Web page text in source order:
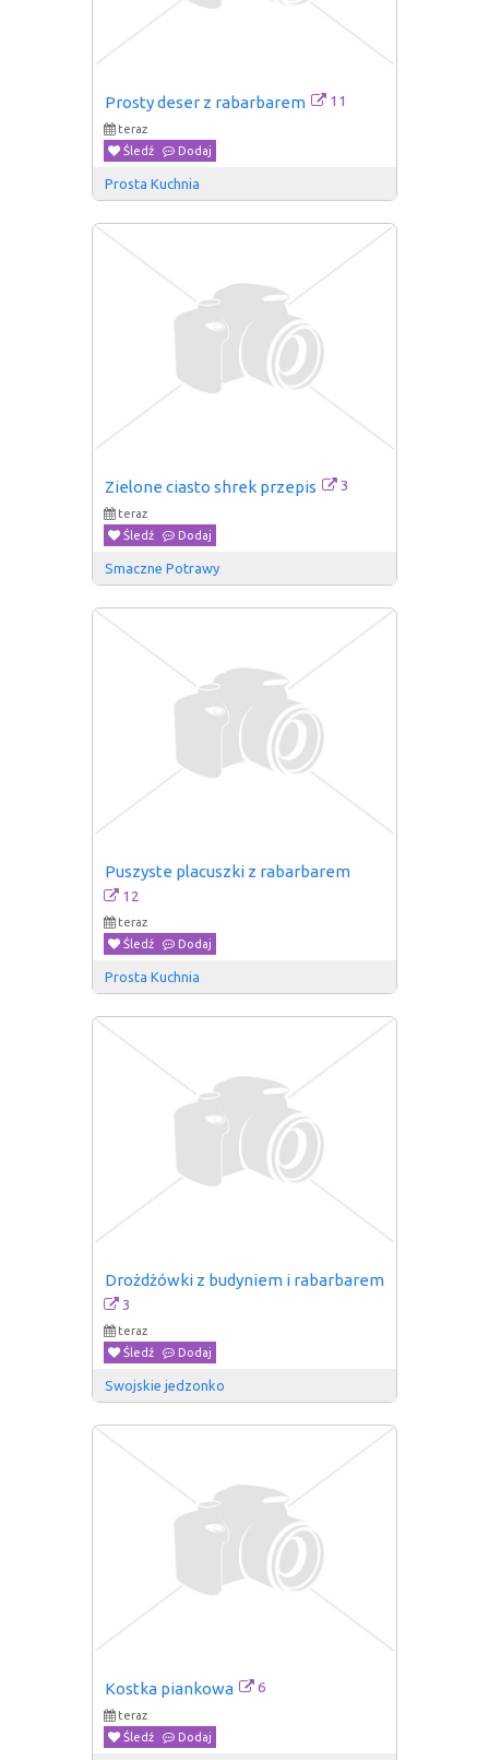
Prosty deser z rabarbarem 11
teraz
Śledź
Dodaj
Prosta Kuchnia
Zielone ciasto shrek przepis 3
teraz
Śledź
Dodaj
Smaczne Potrawy
Puszyste placuszki z rabarbarem
12
teraz
Śledź
Dodaj
Prosta Kuchnia
Drożdżówki z budyniem i rabarbarem
3
teraz
Śledź
Dodaj
Swojskie jedzonko
Kostka piankowa 6
teraz
Śledź
Dodaj